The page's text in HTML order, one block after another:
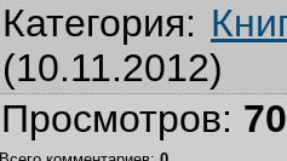
Категория:
(10.11.2012)
Просмотров: